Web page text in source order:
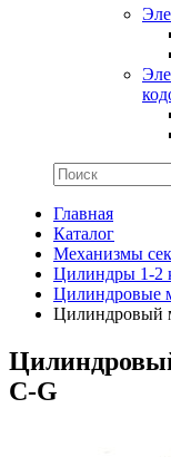
Главная
Каталог
Механизмы
Цилиндры 1-2
Цилиндровые
Цилиндровый
C-G